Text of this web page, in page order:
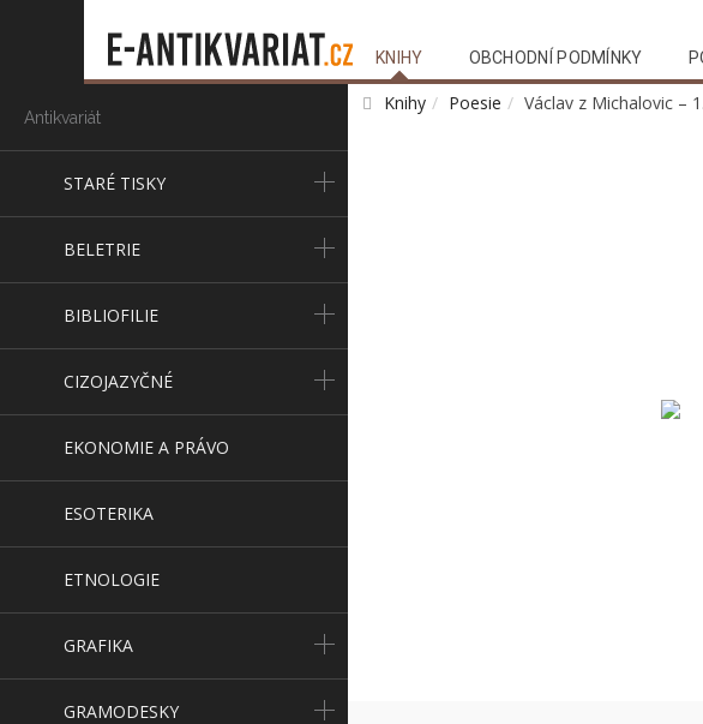
KNIHY OBCHODNÍ PODMÍNKY
Antikvariát
STARÉ TISKY
BELETRIE
BIBLIOFILIE
CIZOJAZYČNÉ
EKONOMIE A PRÁVO
ESOTERIKA
ETNOLOGIE
GRAFIKA
GRAMODESKY
Knihy Poesie Václav z Michalovic –